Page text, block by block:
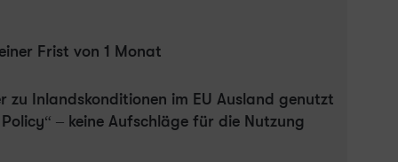
Frist von 1 Monat
zu Inlandskonditionen im EU Ausland genutzt
– keine Aufschläge für die Nutzung